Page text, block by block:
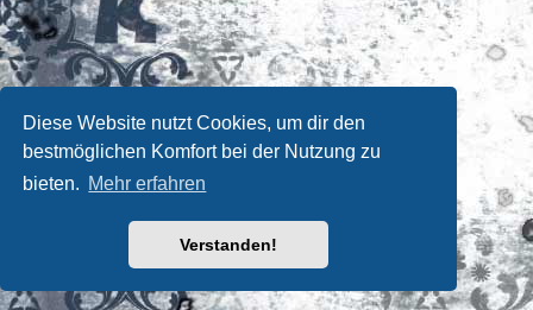
Diese Website nutzt Cookies, um dir den
bestmöglichen Komfort bei der Nutzung zu
bieten. Mehr erfahren
Verstanden!